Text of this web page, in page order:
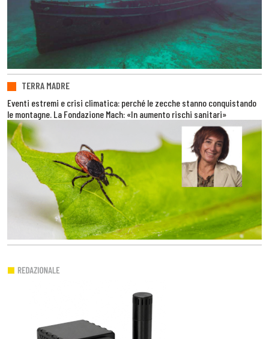
TERRA MADRE
Eventi estremi e crisi climatica: perché le zecche stanno conquistando
le montagne. La Fondazione Mach: «In aumento rischi sanitari»